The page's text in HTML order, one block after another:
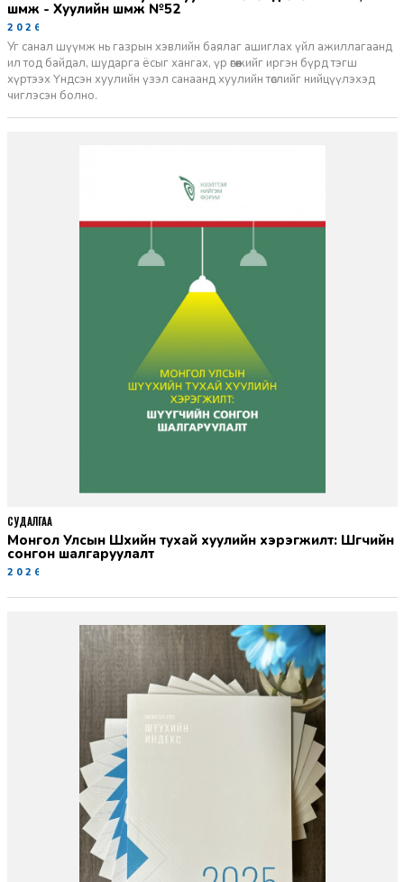
шүүмж - Хуулийн шүүмж №52
2026-06-29
Уг санал шүүмж нь газрын хэвлийн баялаг ашиглах үйл ажиллагаанд
ил тод байдал, шударга ёсыг хангах, үр өгөөжийг иргэн бүрд тэгш
хүртээх Үндсэн хуулийн үзэл санаанд хуулийн төслийг нийцүүлэхэд
чиглэсэн болно.
Монгол Улсын Шүүхийн тухай хуулийн хэрэгжилт: Шүүгчийн
сонгон шалгаруулалт
2026-06-19
СУДАЛГАА